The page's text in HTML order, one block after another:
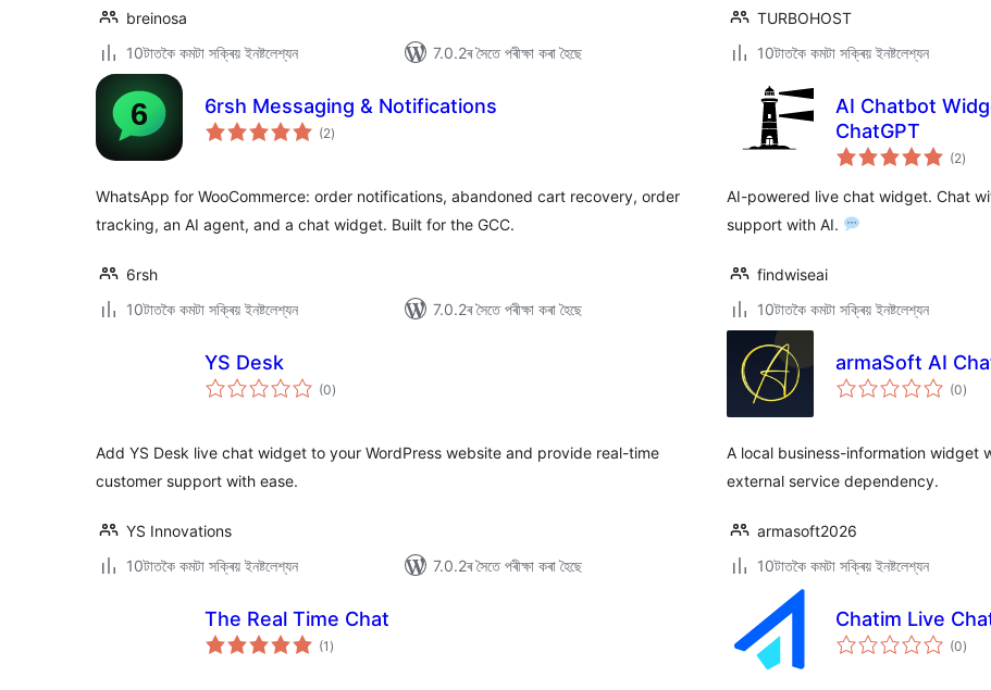
breinosa
10টাতকৈ কমটা সক্ৰিয় ইনষ্টলেশ্যন
7.0.2ৰ সৈতে পৰীক্ষা কৰা হৈছে
TURBOHOST
10টাতকৈ কমটা সক্ৰিয় ইনষ্টলেশ্যন
6rsh Messaging & Notifications
(2টা
মুঠ)
WhatsApp for WooCommerce: order notifications, abandoned cart recovery, order
tracking, an AI agent, and a chat widget. Built for the GCC.
6rsh
10টাতকৈ কমটা সক্ৰিয় ইনষ্টলেশ্যন
7.0.2ৰ সৈতে পৰীক্ষা কৰা হৈছে
AI Chatbot
ChatGPT
(2টা
মুঠ)
AI-powered live chat widget. Chat
support with AI.
findwiseai
10টাতকৈ কমটা সক্ৰিয় ইনষ্টলেশ্যন
YS Desk
(0টা
মুঠ)
Add YS Desk live chat widget to your WordPress website and provide real-time
customer support with ease.
YS Innovations
10টাতকৈ কমটা সক্ৰিয় ইনষ্টলেশ্যন
7.0.2ৰ সৈতে পৰীক্ষা কৰা হৈছে
armaSoft AI
(0টা
মুঠ)
A local business-information widget
external service dependency.
armasoft2026
10টাতকৈ কমটা সক্ৰিয় ইনষ্টলেশ্যন
The Real Time Chat
(1 টা
মুঠ)
Chatim Live
(0টা
মুঠ)